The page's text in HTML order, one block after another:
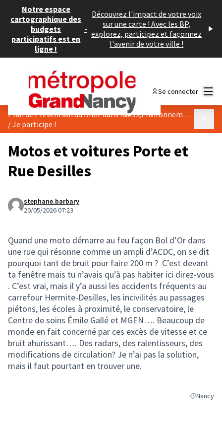
Notre espace
cartographique des
budgets
participatifs est en
ligne !
-
Découvrez l'impact de votre voix
sur une carte ! Avec les BP,
explorez, participez et façonnez
l'avenir de votre ville !
Se connecter
Plan de Prévention du Bruit dans l&#39;Environnement
/Je participe !
Motos et voitures Porte et
Rue Desilles
stephane.barbary
20/05/2026 07:23
Quand une moto démarre au feu façon Bol d’Or dans
une rue qui résonne comme un ampli d’ACDC, on se dit
pourquoi tant de bruit pour faire 200 m ? C’est devant
ta fenêtre mais tu n’avais qu’à pas habiter ici direz-vous
. C’est vrai, mais il y’a aussi les accidents fréquents au
carrefour Hermite-Desilles, les incivilités au passages
piétons, les écoles à proximité, le conservatoire, le
Centre de soins Émile Gallé et MGEN…. Beaucoup de
monde en fait concerné par ces excès de vitesse et ce
bruit ahurissant…. Des radars, des ralentisseurs, des
modifications de circulation? Je n’ai pas la solution,
mais il faut pourtant en trouver une.
Filtrer les
Nancy